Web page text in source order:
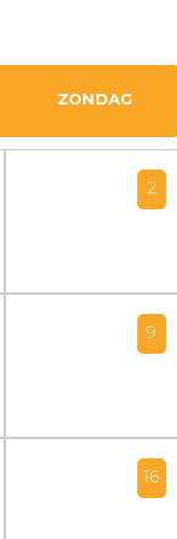
ZONDAG
2
9
16